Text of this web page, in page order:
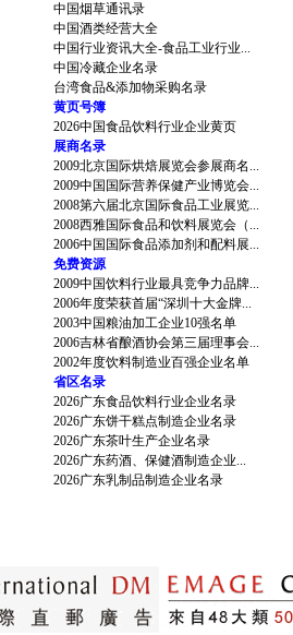
中国烟草通讯录
中国酒类经营大全
中国行业资讯大全-食品工业行业...
中国冷藏企业名录
台湾食品&添加物采购名录
黄页号簿
2026中国食品饮料行业企业黄页
展商名录
2009北京国际烘焙展览会参展商名...
2009中国国际营养保健产业博览会...
2008第六届北京国际食品工业展览...
2008西雅国际食品和饮料展览会（...
2006中国国际食品添加剂和配料展...
免费资源
2009中国饮料行业最具竞争力品牌...
2006年度荣获首届“深圳十大金牌...
2003中国粮油加工企业10强名单
2006吉林省酿酒协会第三届理事会...
2002年度饮料制造业百强企业名单
省区名录
2026广东食品饮料行业企业名录
2026广东饼干糕点制造企业名录
2026广东茶叶生产企业名录
2026广东药酒、保健酒制造企业...
2026广东乳制品制造企业名录